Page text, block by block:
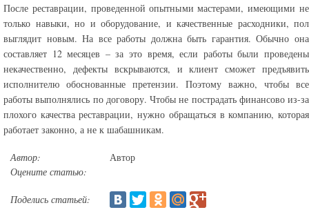
После реставрации, проведенной опытными мастерами, имеющими не
только навыки, но и оборудование, и качественные расходники, пол
выглядит новым. На все работы должна быть гарантия. Обычно она
составляет 12 месяцев – за это время, если работы были проведены
некачественно, дефекты вскрываются, и клиент сможет предъявить
исполнителю обоснованные претензии. Поэтому важно, чтобы все
работы выполнялись по договору. Чтобы не пострадать финансово из-за
плохого качества реставрации, нужно обращаться в компанию, которая
работает законно, а не к шабашникам.
Автор:
Автор
Оцените статью:
Поделись статьей: